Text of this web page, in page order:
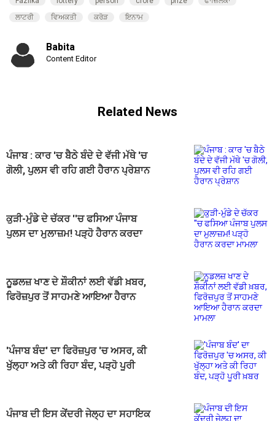
ਲਾਟਰੀ
ਵਿਅਕਤੀ ਕਰੋੜ ਇਨਾਮ
Babita
Content Editor
Related News
ਪੰਜਾਬ : ਕਾਰ 'ਚ ਬੈਠੇ ਬੰਦੇ ਦੇ ਵੱਜੀ ਮੱਥੇ 'ਚ
ਗੋਲੀ, ਪੁਲਸ ਵੀ ਰਹਿ ਗਈ ਹੈਰਾਨ ਪ੍ਰੇਸ਼ਾਨ
ਕੁੜੀ-ਮੁੰਡੇ ਦੇ ਚੱਕਰ ''ਚ ਫਸਿਆ ਪੰਜਾਬ
ਪੁਲਸ ਦਾ ਮੁਲਾਜ਼ਮ! ਪੜ੍ਹੋ ਹੈਰਾਨ ਕਰਦਾ
ਨੂਡਲਜ਼ ਖਾਣ ਦੇ ਸ਼ੌਕੀਨਾਂ ਲਈ ਵੱਡੀ ਖ਼ਬਰ,
ਫਿਰੋਜ਼ਪੁਰ ਤੋਂ ਸਾਹਮਣੇ ਆਇਆ ਹੈਰਾਨ
'ਪੰਜਾਬ ਬੰਦ' ਦਾ ਫਿਰੋਜ਼ਪੁਰ 'ਚ ਅਸਰ, ਕੀ
ਖੁੱਲ੍ਹਾ ਅਤੇ ਕੀ ਰਿਹਾ ਬੰਦ, ਪੜ੍ਹੋ ਪੂਰੀ
ਪੰਜਾਬ ਦੀ ਇਸ ਕੇਂਦਰੀ ਜੇਲ੍ਹ ਦਾ ਸਹਾਇਕ